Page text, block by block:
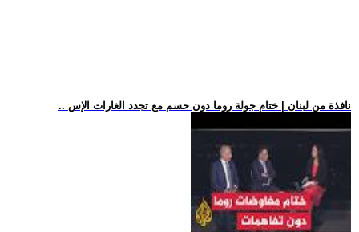
.. نافذة من لبنان | ختام جولة روما دون حسم مع تجدد الغارات الإس